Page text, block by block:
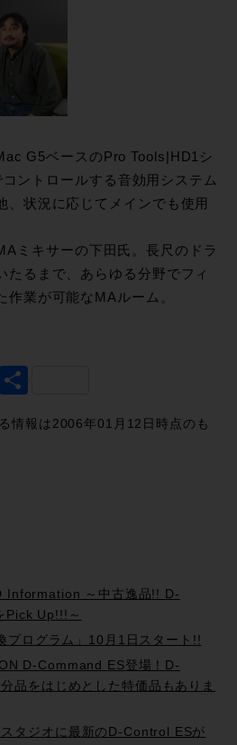
G5ベースのPro Tools|HD1シ
ントロールする音効用システム
、状況に応じてメインでも使用
ミキサーの下田氏。長尺のドラ
たるまで、あらゆる分野でフィ
作業が可能なMAルーム。
Email
情報は2006年01月12日時点のも
Information ～中古逸品!! D-
Pick Up!!!～
プログラム」10月1日スタート!!
D-Command ES登場！D-
品をはじめとした特価品もありま
タジオに最新のD-Control ESが